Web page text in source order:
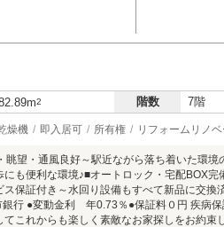
2 階数 7階
燥機 即入居可 所有権 リフォームリノ
眺望・通風良好～駅近ながら落ち着いた環
も便利な環境♪■オートロック・宅配BOX
保証付き～水回り設備もすべて新品に交
銀行 ●変動金利 年0.73％●保証料０円 疾病
これからも楽しく素敵なお家探しをお約束